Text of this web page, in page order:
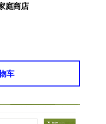
庭商店
车